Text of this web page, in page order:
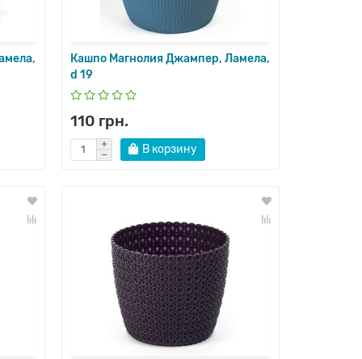
Кашпо Магнолия Джампер, Ламела,
d 19
110 грн.
В корзину